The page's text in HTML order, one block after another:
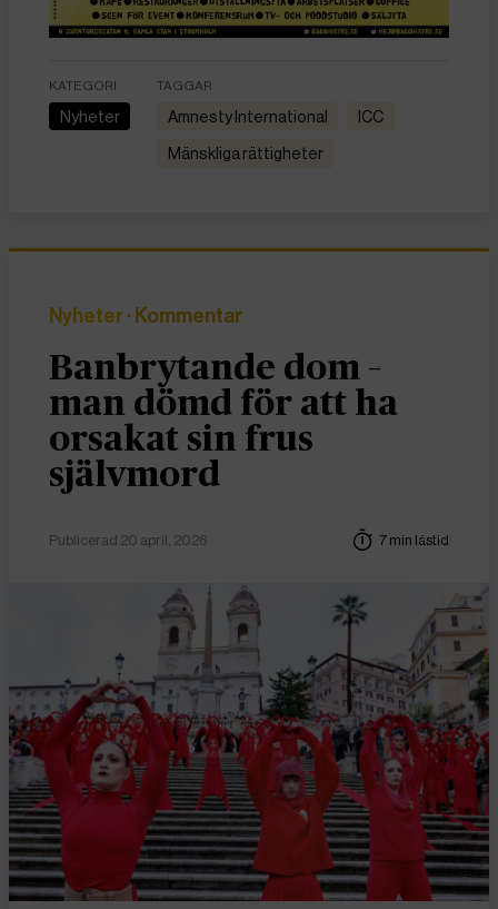
KATEGORI
Nyheter
TAGGAR
Amnesty International ICC
Mänskliga rättigheter
Nyheter· Kommentar
Banbrytande dom –
man dömd för att ha
orsakat sin frus
självmord
Publicerad 20 april, 2026 7 min lästid